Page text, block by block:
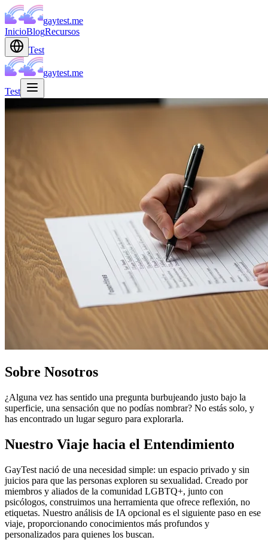
gaytest.me
InicioBlogRecursos
Test
gaytest.me
Test
Sobre Nosotros
¿Alguna vez has sentido una pregunta burbujeando justo bajo la
superficie, una sensación que no podías nombrar? No estás solo, y
has encontrado un lugar seguro para explorarla.
Nuestro Viaje hacia el Entendimiento
GayTest nació de una necesidad simple: un espacio privado y sin
juicios para que las personas exploren su sexualidad. Creado por
miembros y aliados de la comunidad LGBTQ+, junto con
psicólogos, construimos una herramienta que ofrece reflexión, no
etiquetas. Nuestro análisis de IA opcional es el siguiente paso en ese
viaje, proporcionando conocimientos más profundos y
personalizados para quienes los buscan.